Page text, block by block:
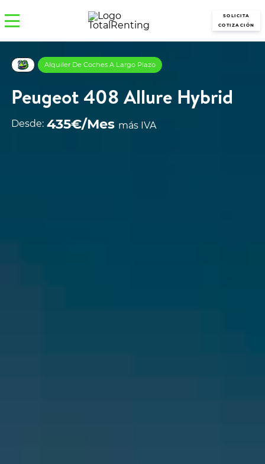
SOLICITA
COTIZACIÓN
Alquiler De Coches A Largo Plazo
Peugeot 408 Allure Hybrid
Desde: 435€/Mes más IVA